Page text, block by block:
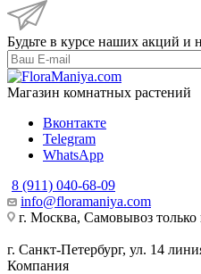
Будьте в курсе наших акций и
Магазин комнатных растений
Вконтакте
Telegram
WhatsApp
8 (911) 040-68-09
info@floramaniya.com
г. Москва, Самовывоз
г. Санкт-Петербург, ул. 14
Компания